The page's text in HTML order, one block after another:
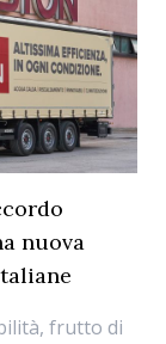
nuova
frutto di